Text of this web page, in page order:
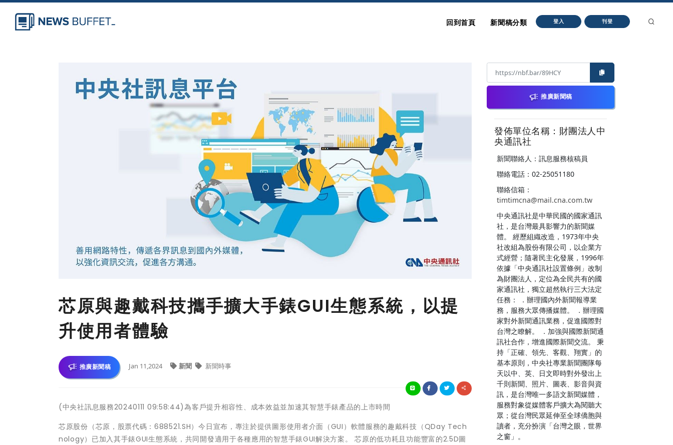
回到首頁 新聞稿分類 登入 刊登
芯原與趣戴科技攜手擴大手錶GUI生態系統，以提
升使用者體驗
推廣新聞稿 Jan 11,2024 新聞 新聞時事
(中央社訊息服務20240111 09:58:44)為客戶提升相容性、成本效益並加速其智慧手錶產品的上市時間
芯原股份（芯原，股票代碼：688521.SH）今日宣布，專注於提供圖形使用者介面（GUI）軟體服務的趣戴科技（QDay Tech
nology）已加入其手錶GUI生態系統，共同開發適用于各種應用的智慧手錶GUI解決方案。 芯原的低功耗且功能豐富的2.5D圖
推廣新聞稿
發佈單位名稱：財團法人中
央通訊社
新聞聯絡人：訊息服務核稿員
聯絡電話：02-25051180
聯絡信箱：
timtimcna@mail.cna.com.tw
中央通訊社是中華民國的國家通訊
社，是台灣最具影響力的新聞媒
體。 經歷組織改造，1973年中央
社改組為股份有限公司，以企業方
式經營；隨著民主化發展，1996年
依據「中央通訊社設置條例」改制
為財團法人，定位為全民共有的國
家通訊社，獨立超然執行三大法定
任務： ．辦理國內外新聞報導業
務，服務大眾傳播媒體。 ．辦理國
家對外新聞通訊業務，促進國際對
台灣之瞭解。 ．加強與國際新聞通
訊社合作，增進國際新聞交流。 秉
持「正確、領先、客觀、翔實」的
基本原則，中央社專業新聞團隊每
天以中、英、日文即時對外發出上
千則新聞、照片、圖表、影音與資
訊，是台灣唯一多語文新聞媒體，
服務對象從媒體客戶擴大為閱聽大
眾；從台灣民眾延伸至全球僑胞與
讀者，充分扮演「台灣之眼，世界
之窗」。